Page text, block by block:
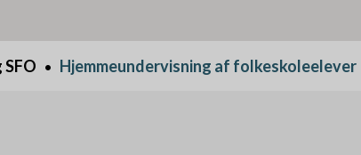
k
o
SFO Hjemmeundervisning af folkeskoleelever